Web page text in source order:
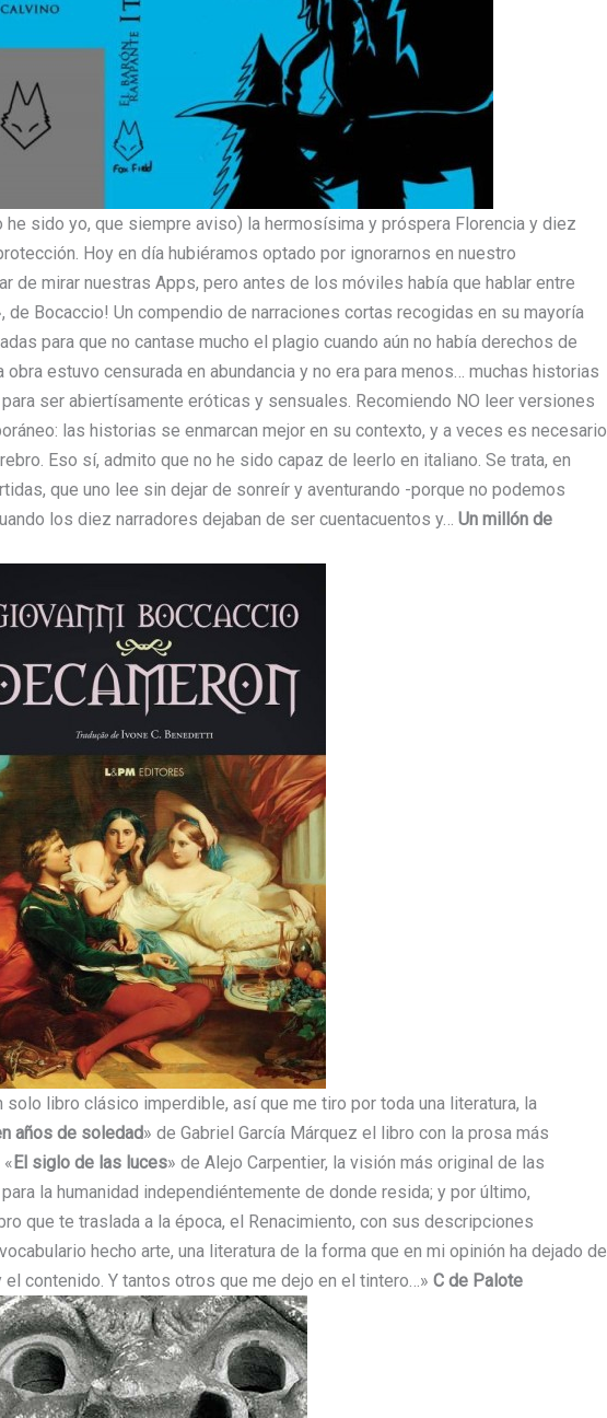
he sido yo, que siempre aviso) la hermosísima y próspera Florencia y diez
Hoy en día hubiéramos optado por ignorarnos en nuestro
de mirar nuestras Apps, pero antes de los móviles había que hablar entre
de Bocaccio! Un compendio de narraciones cortas recogidas en su mayoría
para que no cantase mucho el plagio cuando aún no había derechos de
estuvo censurada en abundancia y no era para menos… muchas historias
ser abiertísamente eróticas y sensuales. Recomiendo NO leer versiones
las historias se enmarcan mejor en su contexto, y a veces es necesario
Eso sí, admito que no he sido capaz de leerlo en italiano. Se trata, en
que uno lee sin dejar de sonreír y aventurando -porque no podemos
los diez narradores dejaban de ser cuentacuentos y… Un millón de
libro clásico imperdible, así que me tiro por toda una literatura, la
años de soledad» de Gabriel García Márquez el libro con la prosa más
El siglo de las luces» de Alejo Carpentier, la visión más original de las
la humanidad independiéntemente de donde resida; y por último,
que te traslada a la época, el Renacimiento, con sus descripciones
hecho arte, una literatura de la forma que en mi opinión ha dejado de
contenido. Y tantos otros que me dejo en el tintero…» C de Palote